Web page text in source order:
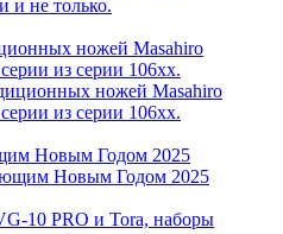
ножей Masahiro
из серии 106хх.
Новым Годом 2025
10 PRO и Tora, наборы